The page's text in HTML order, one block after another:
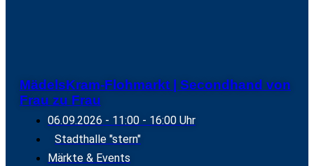
MädelsKram-Flohmarkt | Secondhand von
Frau zu Frau
06.09.2026 - 11:00 - 16:00 Uhr
Stadthalle "stern"
Märkte & Events